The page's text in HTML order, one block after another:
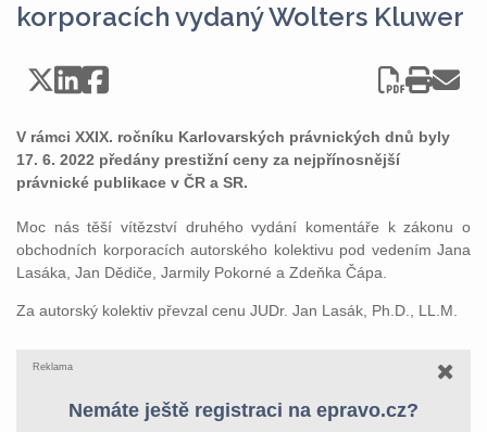
korporacích vydaný Wolters Kluwer
V rámci XXIX. ročníku Karlovarských právnických dnů byly
17. 6. 2022 předány prestižní ceny za nejpřínosnější
právnické publikace v ČR a SR.
Moc nás těší vítězství druhého vydání komentáře k zákonu o
obchodních korporacích autorského kolektivu pod vedením Jana
Lasáka, Jan Dědiče, Jarmily Pokorné a Zdeňka Čápa.
Za autorský kolektiv převzal cenu JUDr. Jan Lasák, Ph.D., LL.M.
Reklama
Nemáte ještě registraci na epravo.cz?